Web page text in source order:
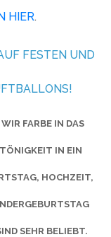
HIER.
FESTEN UND
FARBE IN DAS
IN EIN
HOCHZEIT,
SEHR BELIEBT.